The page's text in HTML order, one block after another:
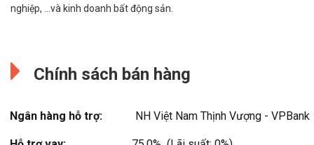
nghiệp, …và kinh doanh bất động sản.
Công ty Cổ Phần Tập đoàn MIKGroup Việt Nam (viết tắt là
MIKGroup) hoạt động chuyên sâu trong lĩnh vực Đầu tư, Kinh doanh
từng bước ghi dấu trên thị trường Hà Nội, Tp.Hồ Chí Minh và Phú
Chính sách bán hàng
Ngân hàng hỗ trợ: NH Việt Nam Thịnh Vượng - VPBank